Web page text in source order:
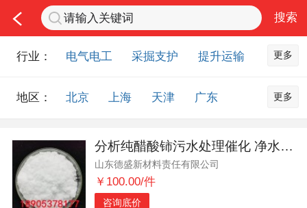
行业： 电气电工 采掘支护
提升运输
排水设备
钻探设备
非金属品
化工化学
安防设备
矿用物资
应急救援
智能制造
农业机械
交通机械
更多
地区： 北京 上海 天津
广东
内蒙古 黑龙江
吉林
辽宁
江苏 浙江
湖北
湖南
安徽
更多
分析纯醋酸铈污水处理催化 净水材料助剂
山东德盛新材料责任有限公司
￥100.00/件
咨询底价